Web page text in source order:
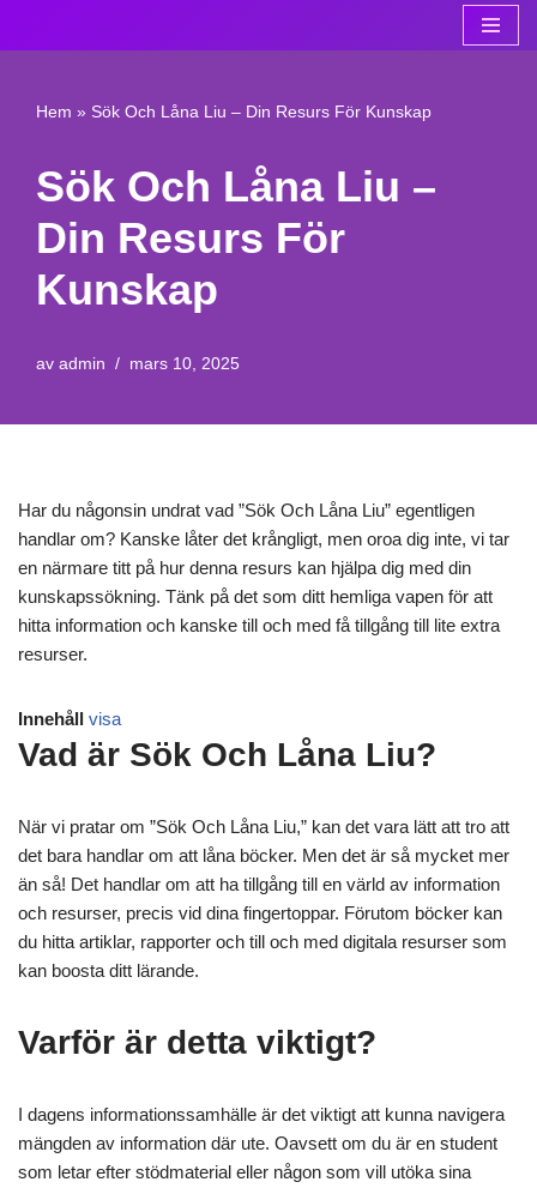
innehåll
Hem » Sök Och Låna Liu – Din Resurs För Kunskap
Sök Och Låna Liu –
Din Resurs För
Kunskap
av admin mars 10, 2025
Har du någonsin undrat vad ”Sök Och Låna Liu” egentligen
handlar om? Kanske låter det krångligt, men oroa dig inte, vi tar
en närmare titt på hur denna resurs kan hjälpa dig med din
kunskapssökning. Tänk på det som ditt hemliga vapen för att
hitta information och kanske till och med få tillgång till lite extra
resurser.
Innehåll visa
Vad är Sök Och Låna Liu?
När vi pratar om ”Sök Och Låna Liu,” kan det vara lätt att tro att
det bara handlar om att låna böcker. Men det är så mycket mer
än så! Det handlar om att ha tillgång till en värld av information
och resurser, precis vid dina fingertoppar. Förutom böcker kan
du hitta artiklar, rapporter och till och med digitala resurser som
kan boosta ditt lärande.
Varför är detta viktigt?
I dagens informationssamhälle är det viktigt att kunna navigera
mängden av information där ute. Oavsett om du är en student
som letar efter stödmaterial eller någon som vill utöka sina